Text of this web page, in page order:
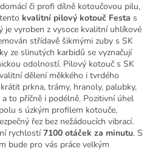
či profi dílně kotoučovou pilu,
kvalitní pilový kotouč Festa s
je vyroben z vysoce kvalitní uhlíkové
střídavě šikmými zuby s SK
ze slinutých karbidů se vyznačují
odolností. Pilový kotouč s SK
dělení měkkého i tvrdého
prkna, trámy, hranoly, palubky,
to příčně i podélně. Pozitivní úhel
s úzkým profilem kotouče,
řez bez nežádoucích vibrací.
rychlostí7100 otáček za minutu. S
bude pro vás práce velkým